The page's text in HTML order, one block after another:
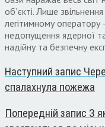
обʼєкті. Лише
легітимному
недопущення ядерної та
надійну та безпечну
Наступний запис
спалахнула пожежа
Попередній запис З